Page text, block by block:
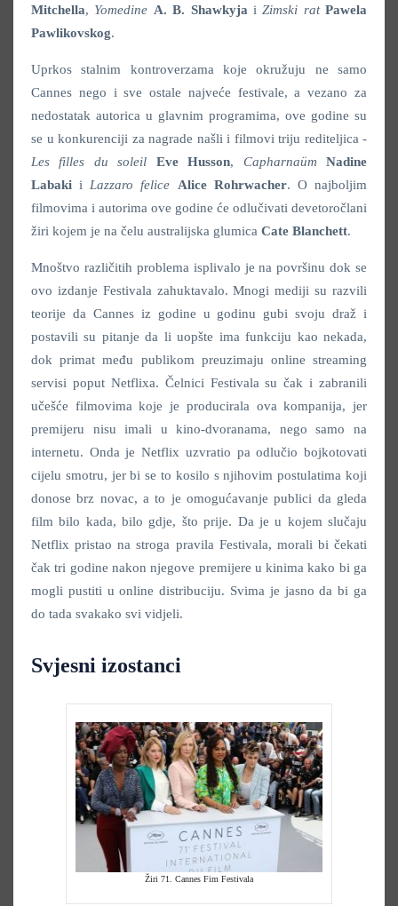
Mitchella, Yomedine A. B. Shawkyja iZimski rat Pawela
Pawlikovskog.
Uprkos stalnim kontroverzama koje okružuju ne samo
Cannes nego i sve ostale najveće festivale, a vezano za
nedostatak autorica u glavnim programima, ove godine su
se u konkurenciji za nagrade našli i filmovi triju rediteljica -
Les filles du soleil
Eve Husson, Capharnaüm
Nadine
Labaki i Lazzaro felice Alice Rohrwacher. O najboljim
filmovima i autorima ove godine će odlučivati devetoročlani
žiri kojem je na čelu australijska glumica Cate Blanchett.
Mnoštvo različitih problema isplivalo je na površinu dok se
ovo izdanje Festivala zahuktavalo. Mnogi mediji su razvili
teorije da Cannes iz godine u godinu gubi svoju draž i
postavili su pitanje da li uopšte ima funkciju kao nekada,
dok primat među publikom preuzimaju online streaming
servisi poput Netflixa. Čelnici Festivala su čak i zabranili
učešće filmovima koje je producirala ova kompanija, jer
premijeru nisu imali u kino-dvoranama, nego samo na
internetu. Onda je Netflix uzvratio pa odlučio bojkotovati
cijelu smotru, jer bi se to kosilo s njihovim postulatima koji
donose brz novac, a to je omogućavanje publici da gleda
film bilo kada, bilo gdje, što prije. Da je u kojem slučaju
Netflix pristao na stroga pravila Festivala, morali bi čekati
čak tri godine nakon njegove premijere u kinima kako bi ga
mogli pustiti u online distribuciju. Svima je jasno da bi ga
do tada svakako svi vidjeli.
Svjesni izostanci
Žiri 71. Cannes Fim Festivala